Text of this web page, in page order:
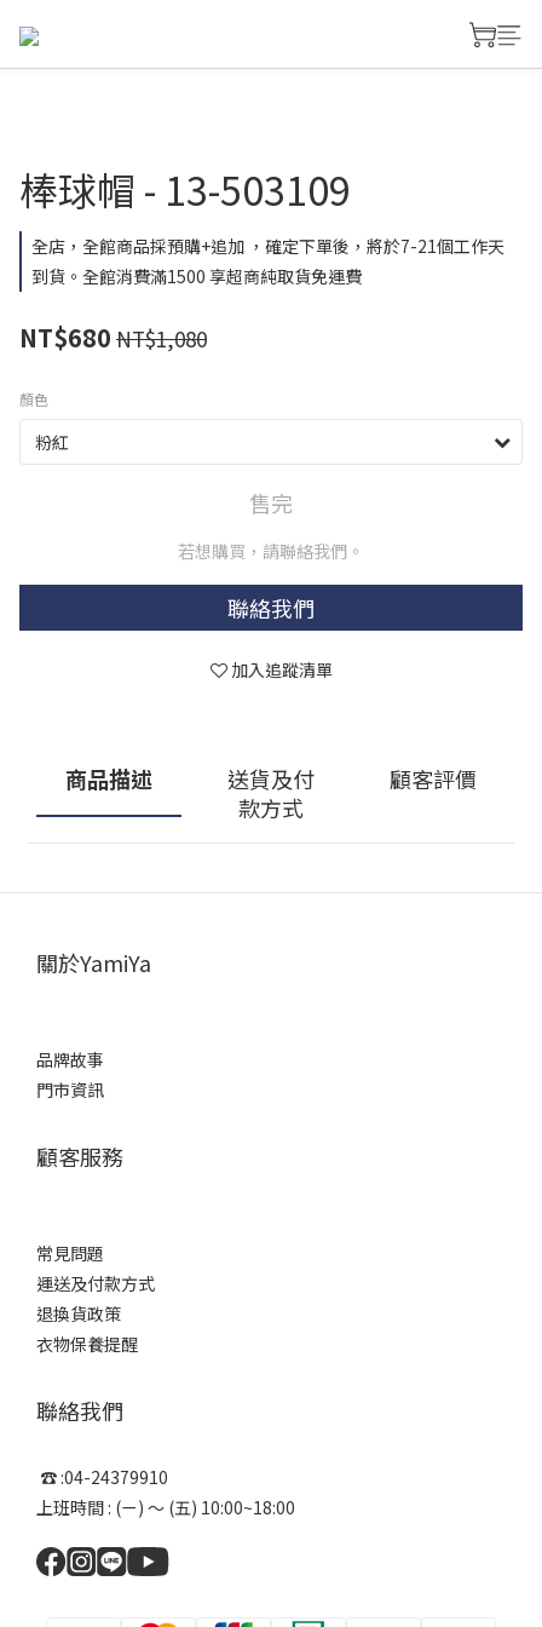
棒球帽 - 13-503109
全店，全館商品採預購+追加 ，確定下單後，將於7-21個工作天
到貨。全館消費滿1500 享超商純取貨免運費
NT$680 NT$1,080
顏色
售完
若想購買，請聯絡我們。
聯絡我們
加入追蹤清單
商品描述
送貨及付
款方式
顧客評價
關於YamiYa
品牌故事
門市資訊
顧客服務
常見問題
運送及付款方式
退換貨政策
衣物保養提醒
聯絡我們
☎ :04-24379910
上班時間 : (ㄧ) ～ (五) 10:00~18:00